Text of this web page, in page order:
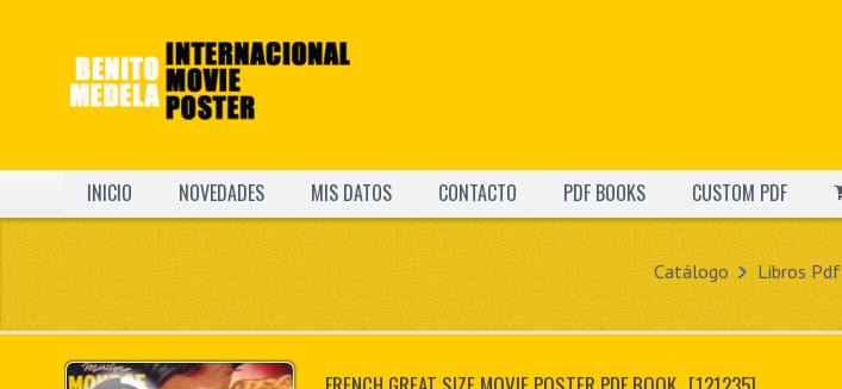
INICIO NOVEDADES MIS DATOS CONTACTO PDF BOOKS CUSTOM PDF
Catálogo Libros Pdf